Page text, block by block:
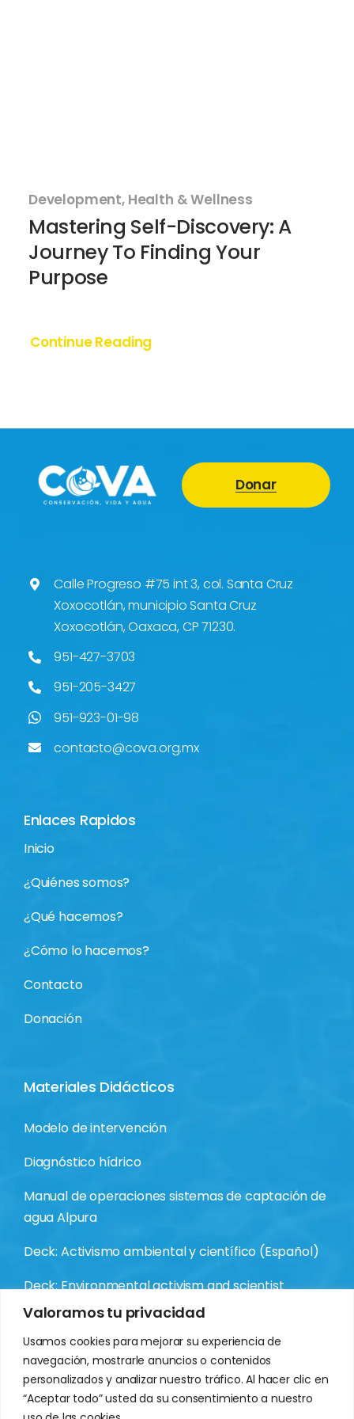
Valoramos tu privacidad
Usamos cookies para mejorar su experiencia de
navegación, mostrarle anuncios o contenidos
personalizados y analizar nuestro tráfico. Al hacer clic en
“Aceptar todo” usted da su consentimiento a nuestro
Development, Health & Wellness
Mastering Self-Discovery: A
Journey To Finding Your
Purpose
Continue Reading
Donar
Calle Progreso #75 int 3, col. Santa Cruz
Xoxocotlán, municipio Santa Cruz
Xoxocotlán, Oaxaca, CP 71230.
951-427-3703
951-205-3427
951-923-01-98
contacto@cova.org.mx
Enlaces Rapidos
Inicio
¿Quiénes somos?
¿Qué hacemos?
¿Cómo lo hacemos?
Contacto
Donación
Materiales Didácticos
Modelo de intervención
Diagnóstico hídrico
Manual de operaciones sistemas de captación de
agua Alpura
Deck: Activismo ambiental y científico (Español)
Deck: Environmental activism and scientist
(Inglés)